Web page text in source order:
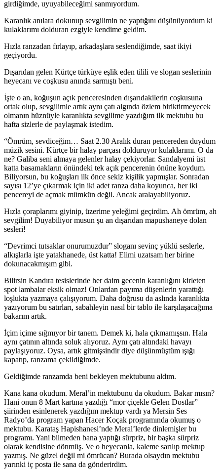
girdiğimde, uyuyabileceğimi sanmıyordum.
Karanlık anılara dokunup sevgilimin ne yaptığını düşünüyordum ki
kulaklarımı dolduran ezgiyle kendime geldim.
Hızla ranzadan fırlayıp, arkadaşlara seslendiğimde, saat ikiyi
geçiyordu.
Dışarıdan gelen Kürtçe türküye eşlik eden tilili ve slogan seslerinin
heyecanı ve coşkusu anında sarmıştı beni.
İşte o an, koğuşun açık penceresinden dışarıdakilerin coşkusuna
ortak olup, sevgilimle artık aynı çatı algında özlem biriktirmeyecek
olmanın hüznüyle karanlıkta sevgilime yazdığım ilk mektubu bu
hafta sizlerle de paylaşmak istedim.
“Ömrüm, sevdiceğim… Saat 2.30 Aralık duran pencereden duydum
müzik sesini. Kürtçe bir halay parçası dolduruyor kulaklarımı. O da
ne? Galiba seni almaya gelenler halay çekiyorlar. Sandalyemi üst
katta basamakların önündeki tek açık pencerenin önüne koydum.
Biliyorsun, bu koğuşları ilk önce sekiz kişilik yapmışlar. Sonradan
sayısı 12’ye çıkarmak için iki adet ranza daha koyunca, her iki
pencereyi de açmak mümkün değil. Ancak aralayabiliyoruz.
Hızla çoraplarımı giyinip, üzerime yeleğimi geçirdim. Ah ömrüm, ah
sevgilim! Duyabiliyor musun şu an dışarıdan mapushaneye dolan
sesleri!
“Devrimci tutsaklar onurumuzdur” sloganı sevinç yüklü seslerle,
alkışlarla işte yatakhanede, üst katta! Elimi uzatsam her birine
dokunacakmışım gibi.
Bilirsin Kandıra tesislerinde her daim gecenin karanlığını kirleten
spot lambalar eksik olmaz! Onlardan payıma düşenlerin yarattığı
loşlukta yazmaya çalışıyorum. Daha doğrusu da aslında karanlıkta
yazıyorum bu satırları, sabahleyin nasıl bir tablo ile karşılaşacağıma
bakarım artık.
İçim içime sığmıyor bir tanem. Demek ki, hala çıkmamışsın. Hala
aynı çatının altında soluk alıyoruz. Aynı çatı altındaki havayı
paylaşıyoruz. Oysa, artık gitmişsindir diye düşünmüştüm ışığı
kapatıp, ranzama çekildiğimde.
Geldiğimde ranzamda beni bekleyen mektubunu aldım.
Kana kana okudum. Meral’in mektubunu da okudum. Bakar mısın?
Hani onun 8 Mart kartına yazdığı “mor çiçekle Gelen Dostlar”
şiirinden esinlenerek yazdığım mektup vardı ya Mersin Ses
Radyo’da program yapan Hacer Koçak programında okumuş o
mektubu. Karataş Hapishanesi’nde Meral’lerde dinlemişler bu
programı. Yani bilmeden bana yaptığı sürpriz, bir başka sürpriz
olarak kendisine dönmüş. Ve o heyecanla, kaleme sarılıp mektup
yazmış. Ne güzel değil mi ömrücan? Burada olsaydın mektubu
yarınki iç posta ile sana da gönderirdim.